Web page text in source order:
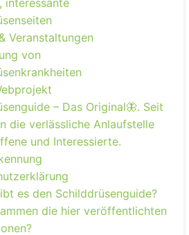
Veranstaltungen
von
– Das Original🦋. Seit
die verlässliche Anlaufstelle
und Interessierte.
es den Schilddrüsenguide?
die hier veröffentlichten